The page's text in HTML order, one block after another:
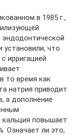
в 1985 г.,
установили, что
ирригацией
то время как
натрия приводит
а дополнение
кальция повышает
Означает ли это,